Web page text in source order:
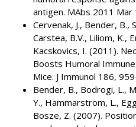
antigen. MAbs 2011 Mar
Cervenak, J., Bender, B.,
Carstea, B.V., Liliom, K.,
Kacskovics, I. (2011).
Boosts Humoral
Mice. J Immunol 186,
Bender, B., Bodrogi, L.,
Y., Hammarstrom, L.,
Bosze, Z. (2007).